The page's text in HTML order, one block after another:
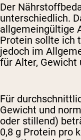
Der
unterschiedlich.
allgemeingültige
Protein sollte ich
jedoch im
für Alter, Gewicht
Für
Gewicht und
oder stillend)
0,8 g Protein pro